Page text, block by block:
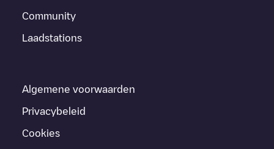
Community
Laadstations
Algemene voorwaarden
Privacybeleid
Cookies